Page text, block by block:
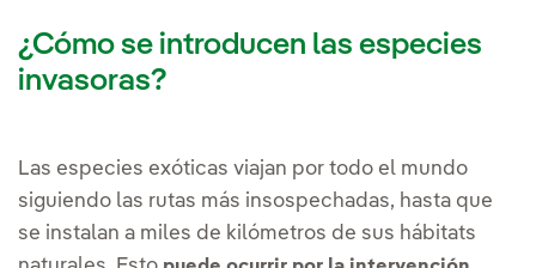
¿Cómo se introducen las especies
invasoras?
Las especies exóticas viajan por todo el mundo
siguiendo las rutas más insospechadas, hasta que
se instalan a miles de kilómetros de sus hábitats